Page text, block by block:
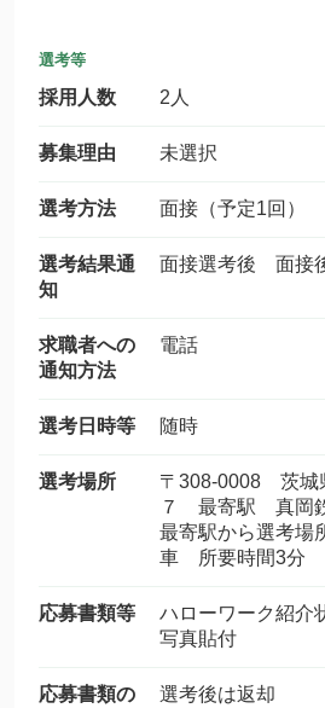
選考等
採用人数 2人
募集理由 未選択
選考方法 面接（予定1回）
選考結果通
知
面接選考後 面接
求職者への
通知方法
電話
選考日時等 随時
選考場所
〒308-0008 茨城
７ 最寄駅 真岡
最寄駅から選考
車 所要時間3分
応募書類等
ハローワーク紹
写真貼付
応募書類の
選考後は返却